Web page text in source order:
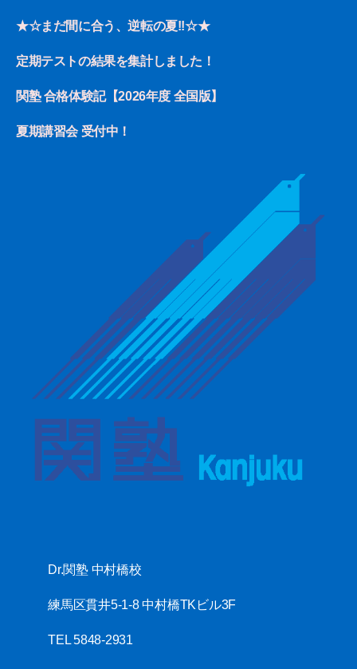
★☆まだ間に合う、逆転の夏!!☆★
定期テストの結果を集計しました！
関塾 合格体験記【2026年度 全国版】
夏期講習会 受付中！
Dr.関塾 中村橋校
練馬区貫井5-1-8 中村橋TKビル3F
TEL 5848-2931